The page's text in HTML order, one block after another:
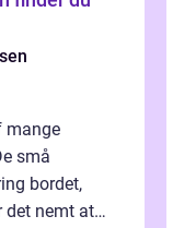
mange
små
bordet,
det nemt at